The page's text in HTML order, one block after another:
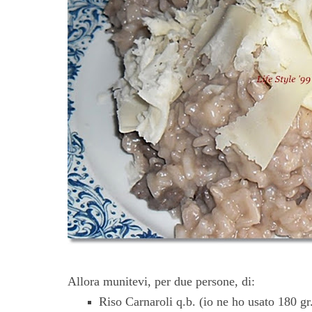
Allora munitevi, per due persone, di:
Riso Carnaroli q.b. (io ne ho usato 180